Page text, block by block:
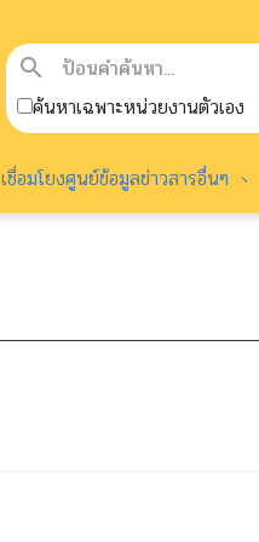
search
ค้นหาเฉพาะหน่วยงานตัวเอง
เชื่อมโยงศูนย์ข้อมูลข่าวสารอื่นๆ